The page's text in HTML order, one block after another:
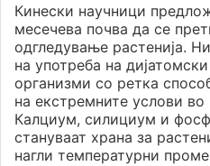
Кинески научници
месечева почва да се
одгледување растенија.
на употреба на
организми со ретка
на екстремните услови
Калциум, силициум и
стануваат храна за
нагли температурни